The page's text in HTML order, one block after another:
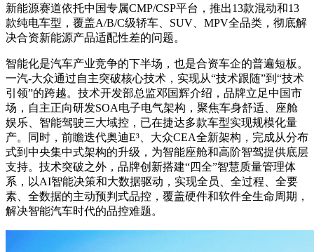
新能源赛道依托中国专属CMP/CSP平台，推出13款混动和13
款纯电车型，覆盖A/B/C级轿车、SUV、MPV全品类，彻底解
决合资新能源产品适配性差的问题。
智能化是汽车产业竞争的下半场，也是合资车企的普遍短板。
一汽-大众通过自主突破核心技术，实现从“技术跟随”到“技术
引领”的跨越。技术开发部总监邓国辉介绍，品牌立足中国市
场，自主正向研发SOA电子电气架构，聚焦车身舒适、座舱
娱乐、智能驾驶三大域控，已在捷达多款车型实现规模化量
产。同时，前瞻迭代奥迪E³、大众CEA全新架构，完成从分布
式到中央集中式架构的升级，为智能座舱和高阶智驾提供底层
支持。技术突破之外，品牌创新搭建“四全”智慧质量管理体
系，以AI智能决策和大数据驱动，实现全员、全过程、全要
素、全数据的主动预判式品控，覆盖硬件和软件全生命周期，
解决智能汽车时代的品控难题。